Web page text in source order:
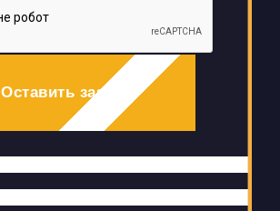
Оставить заявку